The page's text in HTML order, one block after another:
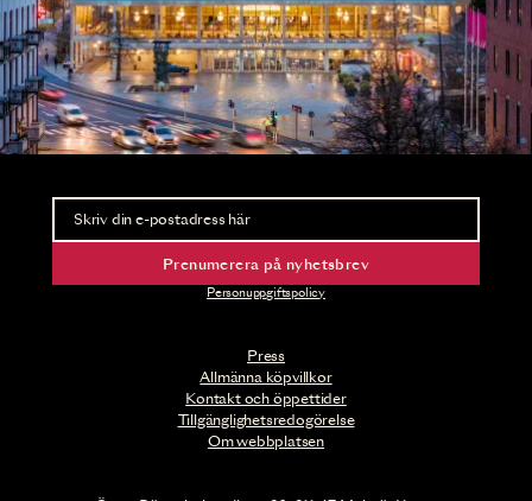
Press
Allmänna köpvillkor
Kontakt och öppettider
Tillgänglighetsredogörelse
Om webbplatsen
Nyhetsbrev
Ta del av förhandsinformation och biljettsläpp.
Prenumerera på nyhetsbrev
Personuppgiftspolicy